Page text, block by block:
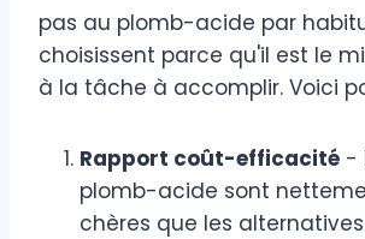
pas au plomb-acide par
choisissent parce qu'il est le
à la tâche à accomplir. Voici
Rapport coût-efficacité -
plomb-acide sont
chères que les